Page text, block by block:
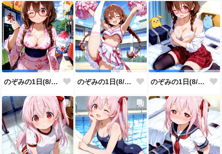
のぞみの1日(8/8投稿分) のぞみの1日(8/7投稿分) のぞみの1日(8/6投稿分)